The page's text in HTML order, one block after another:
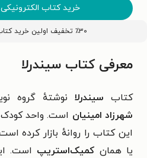
خرید کتاب الکترونیکی
٪۳۰ تخفیف اولین خرید کتاب با کد
معرفی کتاب سیندرلا
کتاب سیندرلا نوشتهٔ گروه
شهرزاد امینیان است. واحد
این کتاب را روانهٔ بازار کرده
یا همان کمیک‌استریپ است.